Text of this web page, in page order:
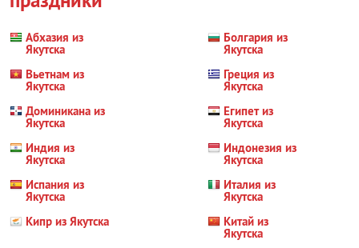
Абхазия из
Якутска
Болгария из
Якутска
Вьетнам из
Якутска
Греция из
Якутска
Доминикана из
Якутска
Египет из
Якутска
Индия из
Якутска
Индонезия из
Якутска
Испания из
Якутска
Италия из
Якутска
Кипр из Якутска
Китай из
Якутска